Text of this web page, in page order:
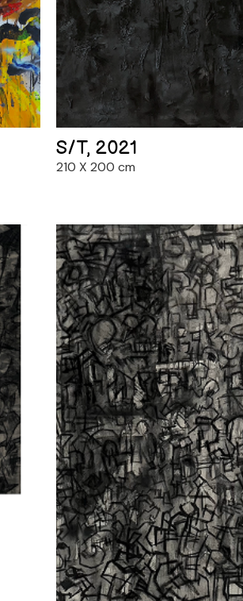
S/T, 2021
210 X 200 cm